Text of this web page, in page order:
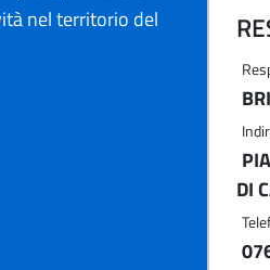
nel territorio del
DI